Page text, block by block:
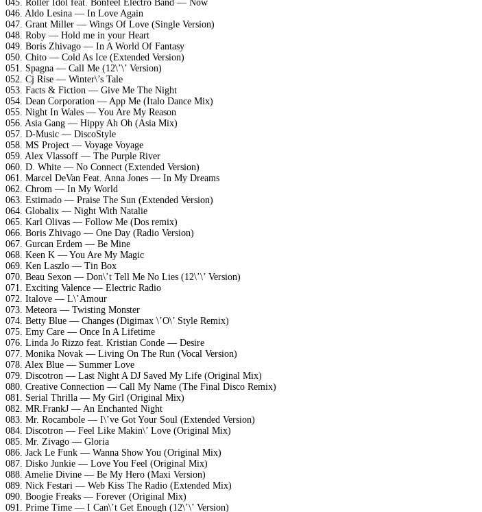
045. Roller Idol feat. Bonfeel Electro Band — Now
046. Aldo Lesina — In Love Again
047. Grant Miller — Wings Of Love (Single Version)
048. Roby — Hold me in your Heart
049. Boris Zhivago — In A World Of Fantasy
050. Chito — Cold As Ice (Extended Version)
051. Spagna — Call Me (12\’\’ Version)
052. Cj Rise — Winter\’s Tale
053. Facts & Fiction — Give Me The Night
054. Dean Corporation — App Me (Italo Dance Mix)
055. Night In Wales — You Are My Reason
056. Asia Gang — Hippy Ah Oh (Asia Mix)
057. D-Music — DiscoStyle
058. MS Project — Voyage Voyage
059. Alex Vlassoff — The Purple River
060. D. White — No Connect (Extended Version)
061. Marcel DeVan Feat. Anna Jones — In My Dreams
062. Chrom — In My World
063. Estimado — Praise The Sun (Extended Version)
064. Globalix — Night With Natalie
065. Karl Olivas — Follow Me (Dos remix)
066. Boris Zhivago — One Day (Radio Version)
067. Gurcan Erdem — Be Mine
068. Keen K — You Are My Magic
069. Ken Laszlo — Tin Box
070. Beau Sexon — Don\’t Tell Me No Lies (12\’\’ Version)
071. Exciting Valence — Electric Radio
072. Italove — L\’Amour
073. Meteora — Twisting Monster
074. Betty Blue — Changes (Digimax \’O\’ Style Remix)
075. Emy Care — Once In A Lifetime
076. Linda Jo Rizzo feat. Kristian Conde — Desire
077. Monika Novak — Living On The Run (Vocal Version)
078. Alex Blue — Summer Love
079. Discotron — Last Night A DJ Saved My Life (Original Mix)
080. Creative Connection — Call My Name (The Final Disco Remix)
081. Serial Thrilla — My Girl (Original Mix)
082. MR.FrankJ — An Enchanted Night
083. Mr. Rocambole — I\’ve Got Your Soul (Extended Version)
084. Discotron — Feel Like Makin\’ Love (Original Mix)
085. Mr. Zivago — Gloria
086. Jack Le Funk — Wanna Show You (Original Mix)
087. Disko Junkie — Love You Feel (Original Mix)
088. Amelie Divine — Be My Hero (Maxi Version)
089. Nick Festari — Web Kiss The Radio (Extended Mix)
090. Boogie Freaks — Forever (Original Mix)
091. Prime Time — I Can\’t Get Enough (12\’\’ Version)